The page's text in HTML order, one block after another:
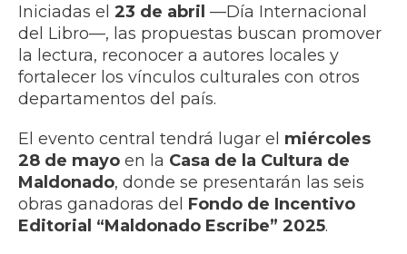
Iniciadas el 23 de abril —Día Internacional
del Libro—, las propuestas buscan promover
la lectura, reconocer a autores locales y
fortalecer los vínculos culturales con otros
departamentos del país.
El evento central tendrá lugar el miércoles
28 de mayo en la Casa de la Cultura de
Maldonado, donde se presentarán las seis
obras ganadoras del Fondo de Incentivo
Editorial “Maldonado Escribe” 2025.